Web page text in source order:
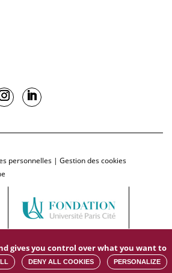
personnelles | Gestion des cookies
gives you control over what you want to
DENY ALL COOKIES PERSONALIZE